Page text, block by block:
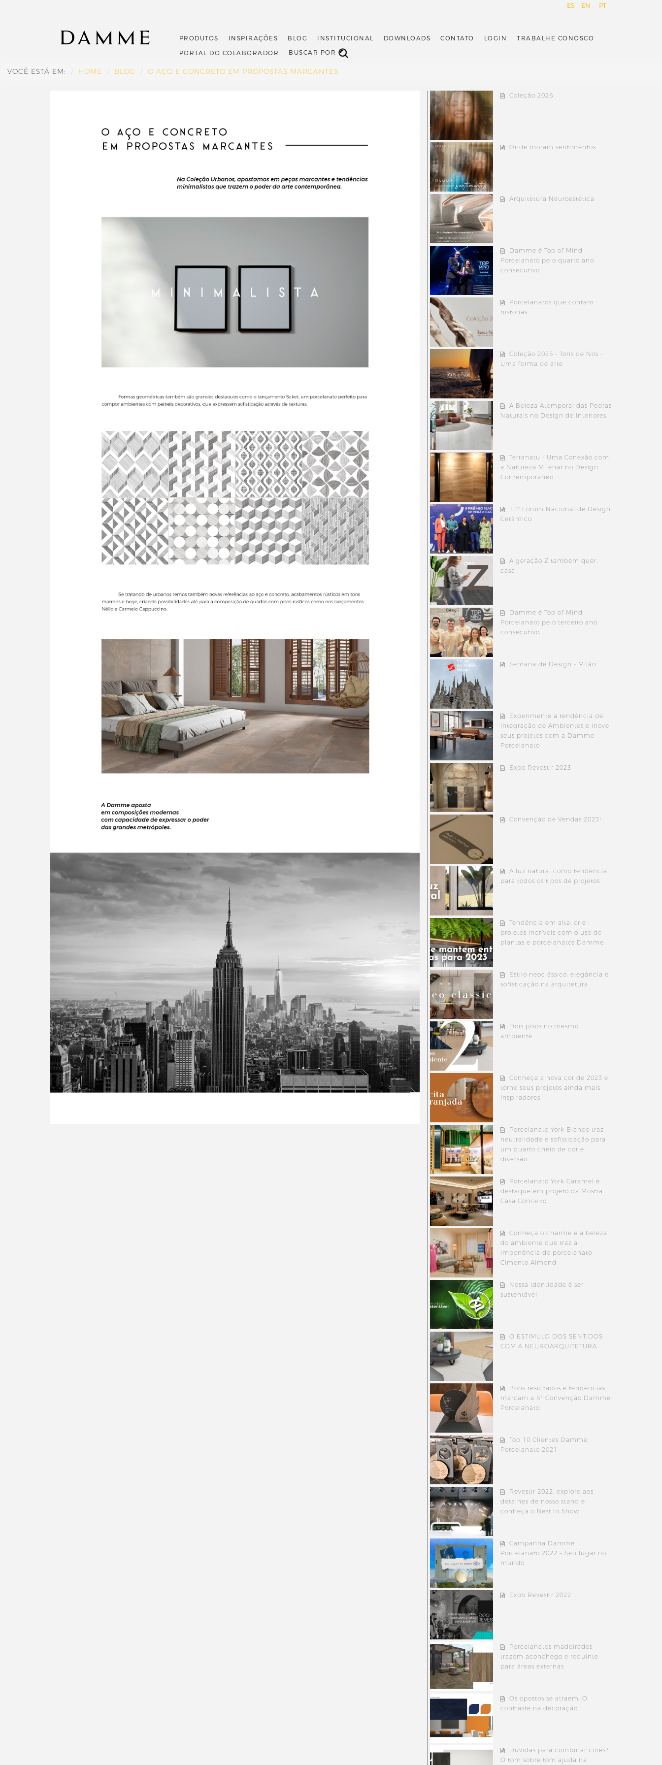
PT
EN
ES
PRODUTOS INSPIRAÇÕES BLOG INSTITUCIONAL DOWNLOADS CONTATO LOGIN
TRABALHE CONOSCO
PORTAL DO COLABORADOR
BUSCAR POR
VOCÊ ESTÁ EM: HOME BLOG O AÇO E CONCRETO EM PROPOSTAS MARCANTES
Coleção 2026
Onde moram sentimentos
Arquitetura Neuroestética
Damme é Top of Mind
Porcelanato pelo quarto ano
consecutivo
Porcelanatos que contam
histórias
Coleção 2025 - Tons de Nós -
Uma forma de arte
A Beleza Atemporal das Pedras
Naturais no Design de Interiores
Terranatu - Uma Conexão com
a Natureza Milenar no Design
Contemporâneo
11º Fórum Nacional de Design
Cerâmico
A geração Z também quer
casa
Damme é Top of Mind
Porcelanato pelo terceiro ano
consecutivo
Semana de Design - Milão
Experimente a tendência de
Integração de Ambientes e inove
seus projetos com a Damme
Porcelanato
Expo Revestir 2023
Convenção de Vendas 2023!
A luz natural como tendência
para todos os tipos de projetos
Tendência em alta: crie
projetos incríveis com o uso de
plantas e porcelanatos Damme
Estilo neoclássico: elegância e
sofisticação na arquitetura
Dois pisos no mesmo
ambiente
Conheça a nova cor de 2023 e
torne seus projetos ainda mais
inspiradores
Porcelanato York Bianco traz
neutralidade e sofisticação para
um quarto cheio de cor e
diversão
Porcelanato York Caramel é
destaque em projeto da Mostra
Casa Conceito
Conheça o charme e a beleza
do ambiente que traz a
imponência do porcelanato
Cimento Almond
Nossa identidade é ser
sustentável
O ESTIMULO DOS SENTIDOS
COM A NEUROARQUITETURA
Bons resultados e tendências
marcam a 5ª Convenção Damme
Porcelanato
Top 10 Clientes Damme
Porcelanato 2021
Revestir 2022: explore aos
detalhes de nosso stand e
conheça o Best In Show
Campanha Damme
Porcelanato 2022 – Seu lugar no
mundo
Expo Revestir 2022
Porcelanatos madeirados
trazem aconchego e requinte
para áreas externas
Os opostos se atraem: O
contraste na decoração
Dúvidas para combinar cores?
O tom sobre tom ajuda na